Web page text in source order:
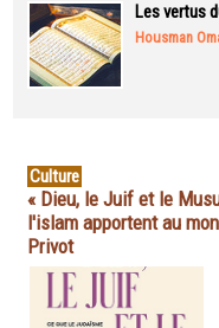
Les vertus
Housman
Culture
« Dieu, le Juif et le
l'islam apportent au
Privot